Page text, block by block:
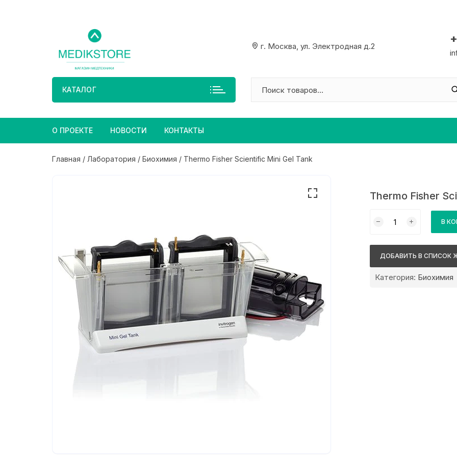
г. Москва, ул. Электродная д.2
КАТАЛОГ
О ПРОЕКТЕ НОВОСТИ КОНТАКТЫ
Главная / Лаборатория / Биохимия / Thermo Fisher Scientific Mini Gel Tank
Thermo Fisher
товара
Fisher
Mini
В
ДОБАВИТЬ В СПИСОК
Категория: Биохимия